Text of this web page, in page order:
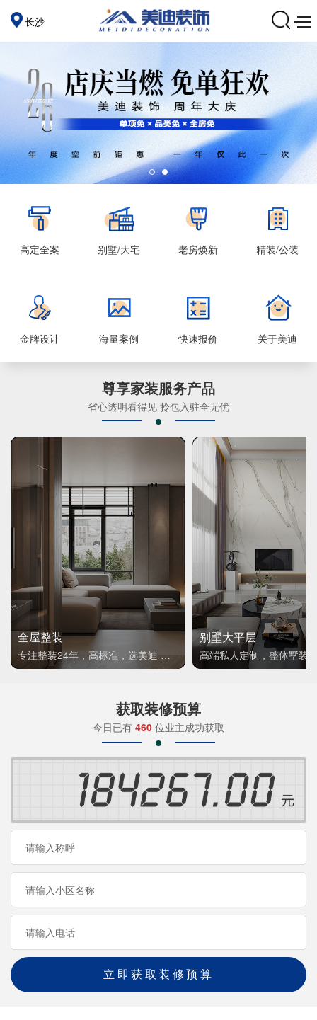
长沙
高定全案 别墅/大宅 老房焕新 精装/公装
金牌设计 海量案例 快速报价 关于美迪
尊享家装服务产品
省心透明看得见 拎包入驻全无优
全屋整装
专注整装24年，高标准，选美迪 十年后仍爱我家
别墅大平层
高端私人定制，整体墅装
获取装修预算
今日已有 460 位业主成功获取
立即获取装修预算